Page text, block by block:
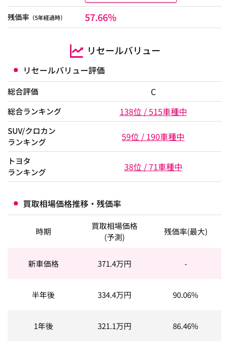
残価率 （5年経過時） 57.66%
リセールバリュー
リセールバリュー評価
総合評価 C
総合ランキング 138位 / 515車種中
SUV/クロカン
ランキング
59位 / 190車種中
トヨタ
ランキング
38位 / 71車種中
買取相場価格推移・残価率
時期
買取相場価格
(予測)
残価率(最大)
新車価格 371.4万円 -
半年後 334.4万円 90.06%
1年後 321.1万円 86.46%